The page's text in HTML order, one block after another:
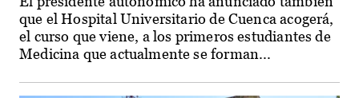
que el Hospital Universitario de Cuenca acogerá,
el curso que viene, a los primeros estudiantes de
Medicina que actualmente se forman...